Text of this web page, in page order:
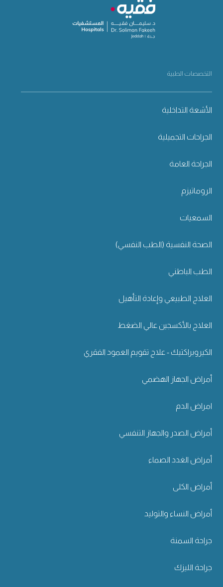
التخصصات الطبية
الأشعة التداخلية
الجراحات التجميلية
الجراحة العامة
الروماتيزم
السمعيات
الصحة النفسية (الطب النفسي)
الطب الباطني
العلاج الطبيعي وإعادة التأهيل
العلاج بالأكسجين عالي الضغط
الكيروبراكتيك - علاج تقويم العمود الفقري
أمراض الجهاز الهضمي
امراض الدم
أمراض الصدر والجهاز التنفسي
أمراض الغدد الصماء
أمراض الكلى
أمراض النساء والتوليد
جراحة السمنة
جراحة الليزك